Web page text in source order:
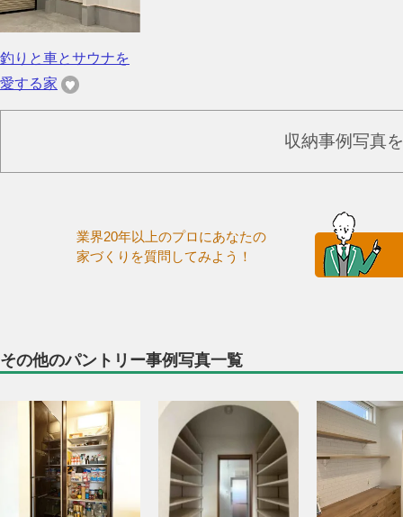
釣りと車とサウナを
愛する家
収納事例写真
業界20年以上のプロにあなたの
家づくりを質問してみよう！
その他のパントリー事例写真一覧